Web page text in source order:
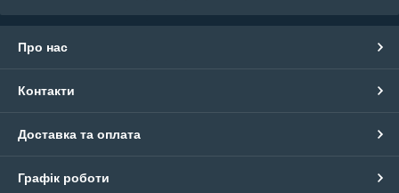
Про нас
Контакти
Доставка та оплата
Графік роботи